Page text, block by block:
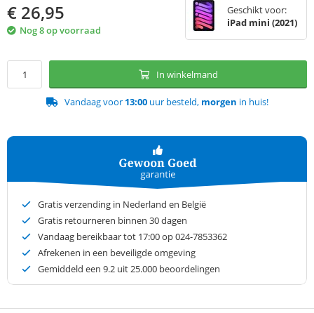
€ 26,95
Nog 8 op voorraad
Geschikt voor:
iPad mini (2021)
In winkelmand
Vandaag voor 13:00uur besteld, morgen in huis!
Gratis verzending in Nederland en België
Gratis retourneren binnen 30 dagen
Vandaag bereikbaar tot 17:00 op 024-7853362
Afrekenen in een beveiligde omgeving
Gemiddeld een 9.2 uit 25.000 beoordelingen